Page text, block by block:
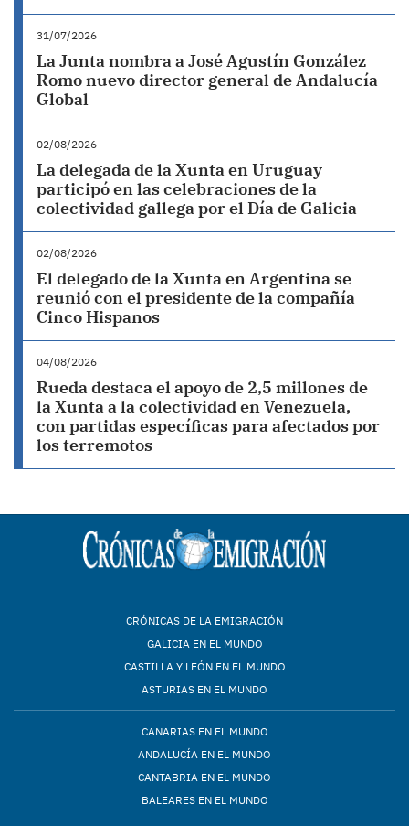
31/07/2026
La Junta nombra a José Agustín González
Romo nuevo director general de Andalucía
Global
02/08/2026
La delegada de la Xunta en Uruguay
participó en las celebraciones de la
colectividad gallega por el Día de Galicia
02/08/2026
El delegado de la Xunta en Argentina se
reunió con el presidente de la compañía
Cinco Hispanos
04/08/2026
Rueda destaca el apoyo de 2,5 millones de
la Xunta a la colectividad en Venezuela,
con partidas específicas para afectados por
los terremotos
CRÓNICAS DE LA EMIGRACIÓN
GALICIA EN EL MUNDO
CASTILLA Y LEÓN EN EL MUNDO
ASTURIAS EN EL MUNDO
CANARIAS EN EL MUNDO
ANDALUCÍA EN EL MUNDO
CANTABRIA EN EL MUNDO
BALEARES EN EL MUNDO